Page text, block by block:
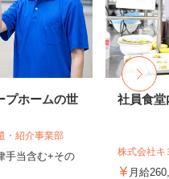
プホームの世
・紹介事業部
当含む+その
社員食堂
株式会社キ
月給